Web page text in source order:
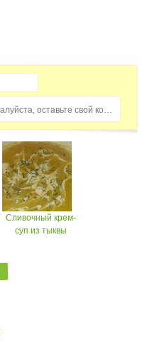
Сливочный крем-
суп из тыквы